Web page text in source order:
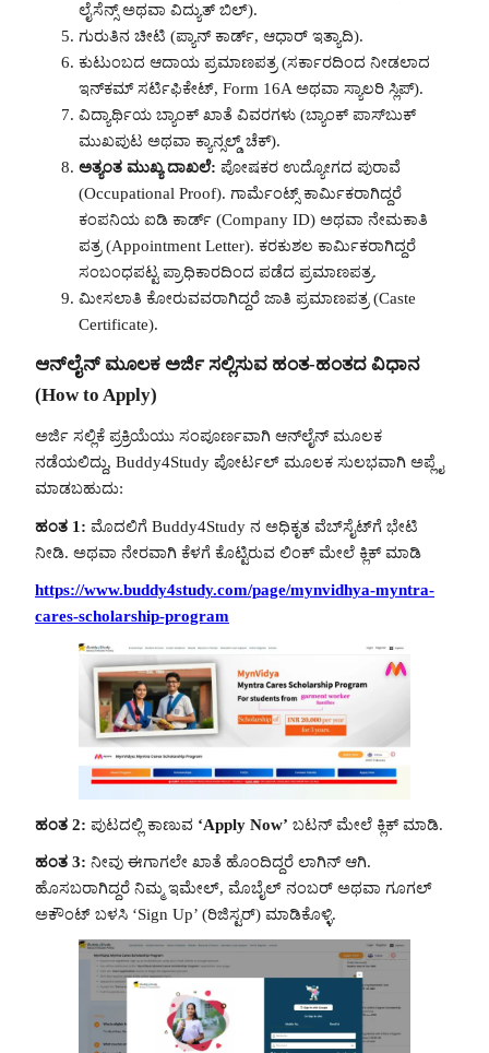
ಲೈಸೆನ್ಸ್ ಅಥವಾ ವಿದ್ಯುತ್ ಬಿಲ್).
ಗುರುತಿನ ಚೀಟಿ (ಪ್ಯಾನ್ ಕಾರ್ಡ್, ಆಧಾರ್ ಇತ್ಯಾದಿ).
ಕುಟುಂಬದ ಆದಾಯ ಪ್ರಮಾಣಪತ್ರ (ಸರ್ಕಾರದಿಂದ ನೀಡಲಾದ
ಇನ್‌ಕಮ್ ಸರ್ಟಿಫಿಕೇಟ್, Form 16A ಅಥವಾ ಸ್ಯಾಲರಿ ಸ್ಲಿಪ್).
ವಿದ್ಯಾರ್ಥಿಯ ಬ್ಯಾಂಕ್ ಖಾತೆ ವಿವರಗಳು (ಬ್ಯಾಂಕ್ ಪಾಸ್‌ಬುಕ್
ಮುಖಪುಟ ಅಥವಾ ಕ್ಯಾನ್ಸಲ್ಡ್ ಚೆಕ್).
ಅತ್ಯಂತ ಮುಖ್ಯ ದಾಖಲೆ: ಪೋಷಕರ ಉದ್ಯೋಗದ ಪುರಾವೆ
(Occupational Proof). ಗಾರ್ಮೆಂಟ್ಸ್ ಕಾರ್ಮಿಕರಾಗಿದ್ದರೆ
ಕಂಪನಿಯ ಐಡಿ ಕಾರ್ಡ್ (Company ID) ಅಥವಾ ನೇಮಕಾತಿ
ಪತ್ರ (Appointment Letter). ಕರಕುಶಲ ಕಾರ್ಮಿಕರಾಗಿದ್ದರೆ
ಸಂಬಂಧಪಟ್ಟ ಪ್ರಾಧಿಕಾರದಿಂದ ಪಡೆದ ಪ್ರಮಾಣಪತ್ರ.
ಮೀಸಲಾತಿ ಕೋರುವವರಾಗಿದ್ದರೆ ಜಾತಿ ಪ್ರಮಾಣಪತ್ರ (Caste
Certificate).
ಆನ್‌ಲೈನ್ ಮೂಲಕ ಅರ್ಜಿ ಸಲ್ಲಿಸುವ ಹಂತ-ಹಂತದ ವಿಧಾನ
(How to Apply)
ಅರ್ಜಿ ಸಲ್ಲಿಕೆ ಪ್ರಕ್ರಿಯೆಯು ಸಂಪೂರ್ಣವಾಗಿ ಆನ್‌ಲೈನ್ ಮೂಲಕ
ನಡೆಯಲಿದ್ದು, Buddy4Study ಪೋರ್ಟಲ್ ಮೂಲಕ ಸುಲಭವಾಗಿ ಅಪ್ಲೈ
ಮಾಡಬಹುದು:
ಹಂತ 1: ಮೊದಲಿಗೆ Buddy4Study ನ ಅಧಿಕೃತ ವೆಬ್‌ಸೈಟ್‌ಗೆ ಭೇಟಿ
ನೀಡಿ. ಅಥವಾ ನೇರವಾಗಿ ಕೆಳಗೆ ಕೊಟ್ಟಿರುವ ಲಿಂಕ್ ಮೇಲೆ ಕ್ಲಿಕ್ ಮಾಡಿ
https://www.buddy4study.com/page/mynvidhya-myntra-
cares-scholarship-program
ಹಂತ 2: ಪುಟದಲ್ಲಿ ಕಾಣುವ ‘Apply Now’ ಬಟನ್ ಮೇಲೆ ಕ್ಲಿಕ್ ಮಾಡಿ.
ಹಂತ 3: ನೀವು ಈಗಾಗಲೇ ಖಾತೆ ಹೊಂದಿದ್ದರೆ ಲಾಗಿನ್ ಆಗಿ.
ಹೊಸಬರಾಗಿದ್ದರೆ ನಿಮ್ಮ ಇಮೇಲ್, ಮೊಬೈಲ್ ನಂಬರ್ ಅಥವಾ ಗೂಗಲ್
ಅಕೌಂಟ್ ಬಳಸಿ ‘Sign Up’ (ರಿಜಿಸ್ಟರ್) ಮಾಡಿಕೊಳ್ಳಿ.